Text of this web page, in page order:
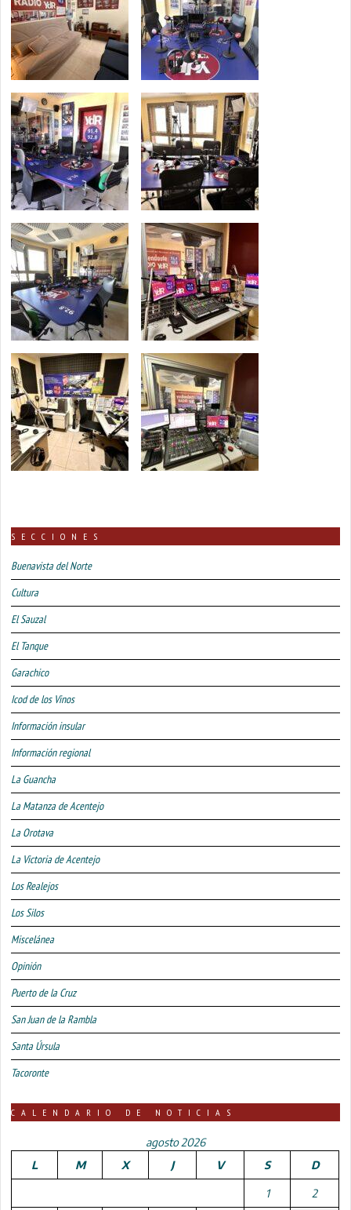
SECCIONES
Buenavista del Norte
Cultura
El Sauzal
El Tanque
Garachico
Icod de los Vinos
Información insular
Información regional
La Guancha
La Matanza de Acentejo
La Orotava
La Victoria de Acentejo
Los Realejos
Los Silos
Miscelánea
Opinión
Puerto de la Cruz
San Juan de la Rambla
Santa Úrsula
Tacoronte
CALENDARIO DE NOTICIAS
agosto 2026
L
M X J V S D
1 2